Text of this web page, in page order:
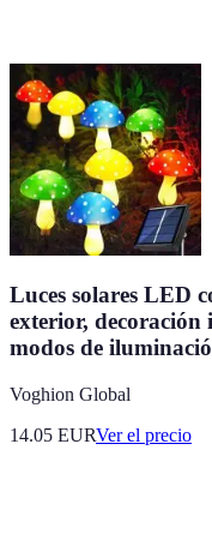
Luces solares LED
exterior, decoración
modos de
Voghion Global
14.05 EURVer el precio